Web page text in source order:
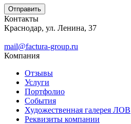
Контакты
Краснодар, ул. Ленина, 37
mail@factura-group.ru
Компания
Отзывы
Услуги
Портфолио
События
Художественная галерея ЛОВ
Реквизиты компании